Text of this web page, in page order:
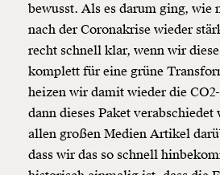
bewusst. Als es darum ging, wie
nach der Coronakrise wieder
recht schnell klar, wenn wir
komplett für eine grüne
heizen wir damit wieder die
dann dieses Paket verabschiedet
allen großen Medien Artikel
dass wir das so schnell